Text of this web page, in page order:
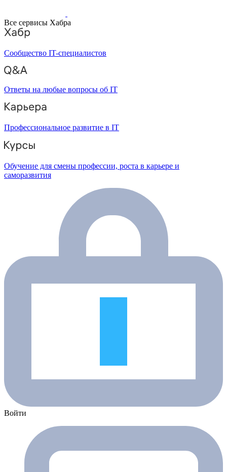
Все сервисы Хабра
Сообщество IT-специалистов
Ответы на любые вопросы об IT
Профессиональное развитие в IT
Обучение для смены профессии, роста в карьере и
саморазвития
Войти